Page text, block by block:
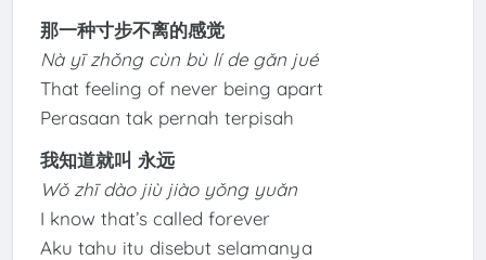
那一种寸步不离的感觉
Nà yī zhǒng cùn bù lí de gǎn jué
That feeling of never being apart
Perasaan tak pernah terpisah
我知道就叫 永远
Wǒ zhī dào jiù jiào yǒng yuǎn
I know that’s called forever
Aku tahu itu disebut selamanya